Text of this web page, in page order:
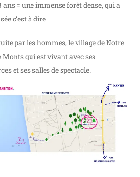
ans = une immense forêt dense, qui a
c’est à dire
par les hommes, le village de Notre
Monts qui est vivant avec ses
et ses salles de spectacle.